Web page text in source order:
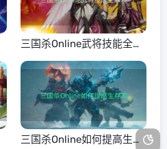
三国杀Online武将技能全解
析
三国杀Online如何提高生存